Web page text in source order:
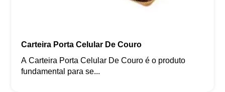
Carteira Porta Celular De Couro
A Carteira Porta Celular De Couro é o produto
fundamental para se...